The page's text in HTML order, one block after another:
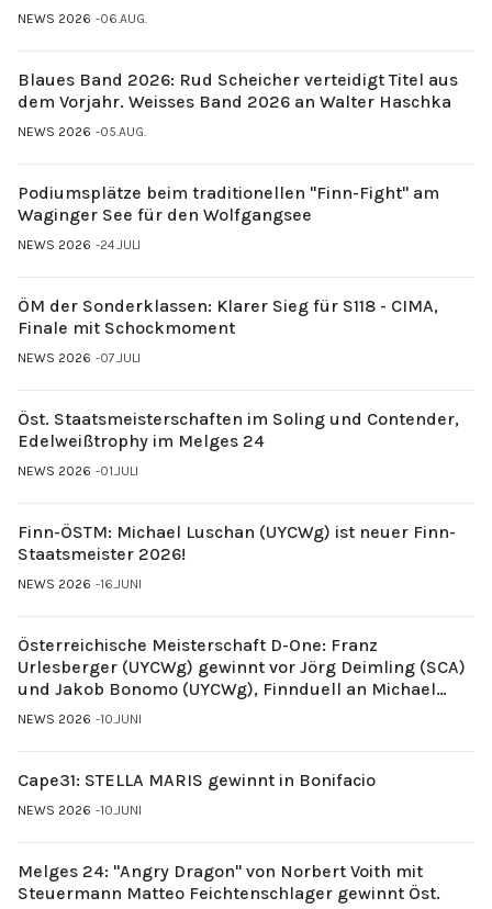
NEWS 2026 06.AUG.
Blaues Band 2026: Rud Scheicher verteidigt Titel aus
dem Vorjahr. Weisses Band 2026 an Walter Haschka
NEWS 2026 05.AUG.
Podiumsplätze beim traditionellen "Finn-Fight" am
Waginger See für den Wolfgangsee
NEWS 2026 24.JULI
ÖM der Sonderklassen: Klarer Sieg für S118 - CIMA,
Finale mit Schockmoment
NEWS 2026 07.JULI
Öst. Staatsmeisterschaften im Soling und Contender,
Edelweißtrophy im Melges 24
NEWS 2026 01.JULI
Finn-ÖSTM: Michael Luschan (UYCWg) ist neuer Finn-
Staatsmeister 2026!
NEWS 2026 16.JUNI
Österreichische Meisterschaft D-One: Franz
Urlesberger (UYCWg) gewinnt vor Jörg Deimling (SCA)
und Jakob Bonomo (UYCWg), Finnduell an Michael
Gubi (UYCMo)
NEWS 2026 10.JUNI
Cape31: STELLA MARIS gewinnt in Bonifacio
NEWS 2026 10.JUNI
Melges 24: "Angry Dragon" von Norbert Voith mit
Steuermann Matteo Feichtenschlager gewinnt Öst.